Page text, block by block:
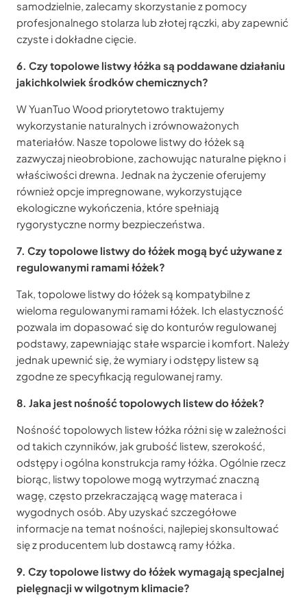
samodzielnie, zalecamy skorzystanie z pomocy
profesjonalnego stolarza lub złotej rączki, aby zapewnić
czyste i dokładne cięcie.
6. Czy topolowe listwy łóżka są poddawane działaniu
jakichkolwiek środków chemicznych?
W YuanTuo Wood priorytetowo traktujemy
wykorzystanie naturalnych i zrównoważonych
materiałów. Nasze topolowe listwy do łóżek są
zazwyczaj nieobrobione, zachowując naturalne piękno i
właściwości drewna. Jednak na życzenie oferujemy
również opcje impregnowane, wykorzystujące
ekologiczne wykończenia, które spełniają
rygorystyczne normy bezpieczeństwa.
7. Czy topolowe listwy do łóżek mogą być używane z
regulowanymi ramami łóżek?
Tak, topolowe listwy do łóżek są kompatybilne z
wieloma regulowanymi ramami łóżek. Ich elastyczność
pozwala im dopasować się do konturów regulowanej
podstawy, zapewniając stałe wsparcie i komfort. Należy
jednak upewnić się, że wymiary i odstępy listew są
zgodne ze specyfikacją regulowanej ramy.
8. Jaka jest nośność topolowych listew do łóżek?
Nośność topolowych listew łóżka różni się w zależności
od takich czynników, jak grubość listew, szerokość,
odstępy i ogólna konstrukcja ramy łóżka. Ogólnie rzecz
biorąc, listwy topolowe mogą wytrzymać znaczną
wagę, często przekraczającą wagę materaca i
wygodnych osób. Aby uzyskać szczegółowe
informacje na temat nośności, najlepiej skonsultować
się z producentem lub dostawcą ramy łóżka.
9. Czy topolowe listwy do łóżek wymagają specjalnej
pielęgnacji w wilgotnym klimacie?